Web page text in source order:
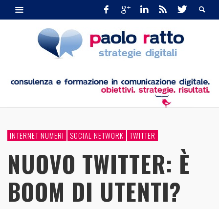
INTERNET NUMERI SOCIAL NETWORK TWITTER
NUOVO TWITTER: È
BOOM DI UTENTI?